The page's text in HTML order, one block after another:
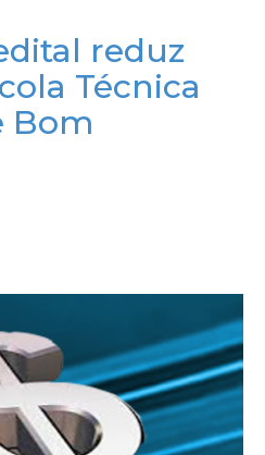
reduz
Técnica
Bom